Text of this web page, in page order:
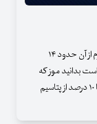
آووکادو درواقع حاوی پتاسیم بسیار زیادی است و هر ۱۰۰ گرم از آن حدود ۱۴
بدانید موز که
جزء مواد غذایی سرشار از پتاسیم درنظر گرفته می‌شود، تنها ۱۰ درصد از پتاسیم